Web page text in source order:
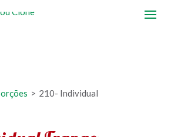
> 210- Individual